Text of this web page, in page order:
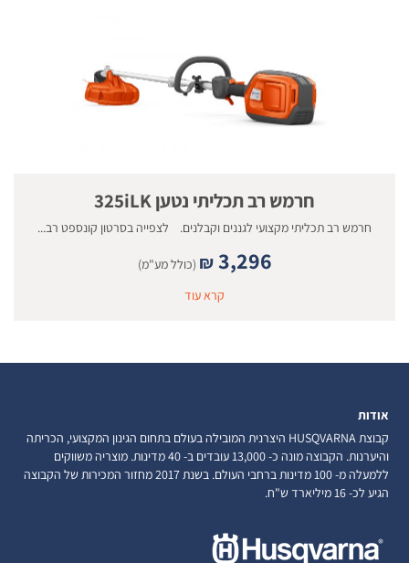
חרמש רב תכליתי נטען 325iLK
חרמש רב תכליתי מקצועי לגננים וקבלנים. לצפייה בסרטון קונספט רב...
₪ 3,296
(כולל מע"מ)
קרא עוד
אודות
קבוצת HUSQVARNA היצרנית המובילה בעולם בתחום הגינון המקצועי, הכריתה
והיערנות. הקבוצה מונה כ- 13,000 עובדים ב- 40 מדינות. מוצריה משווקים
ללמעלה מ- 100 מדינות ברחבי העולם. בשנת 2017 מחזור המכירות של הקבוצה
הגיע לכ- 16 מיליארד ש"ח.